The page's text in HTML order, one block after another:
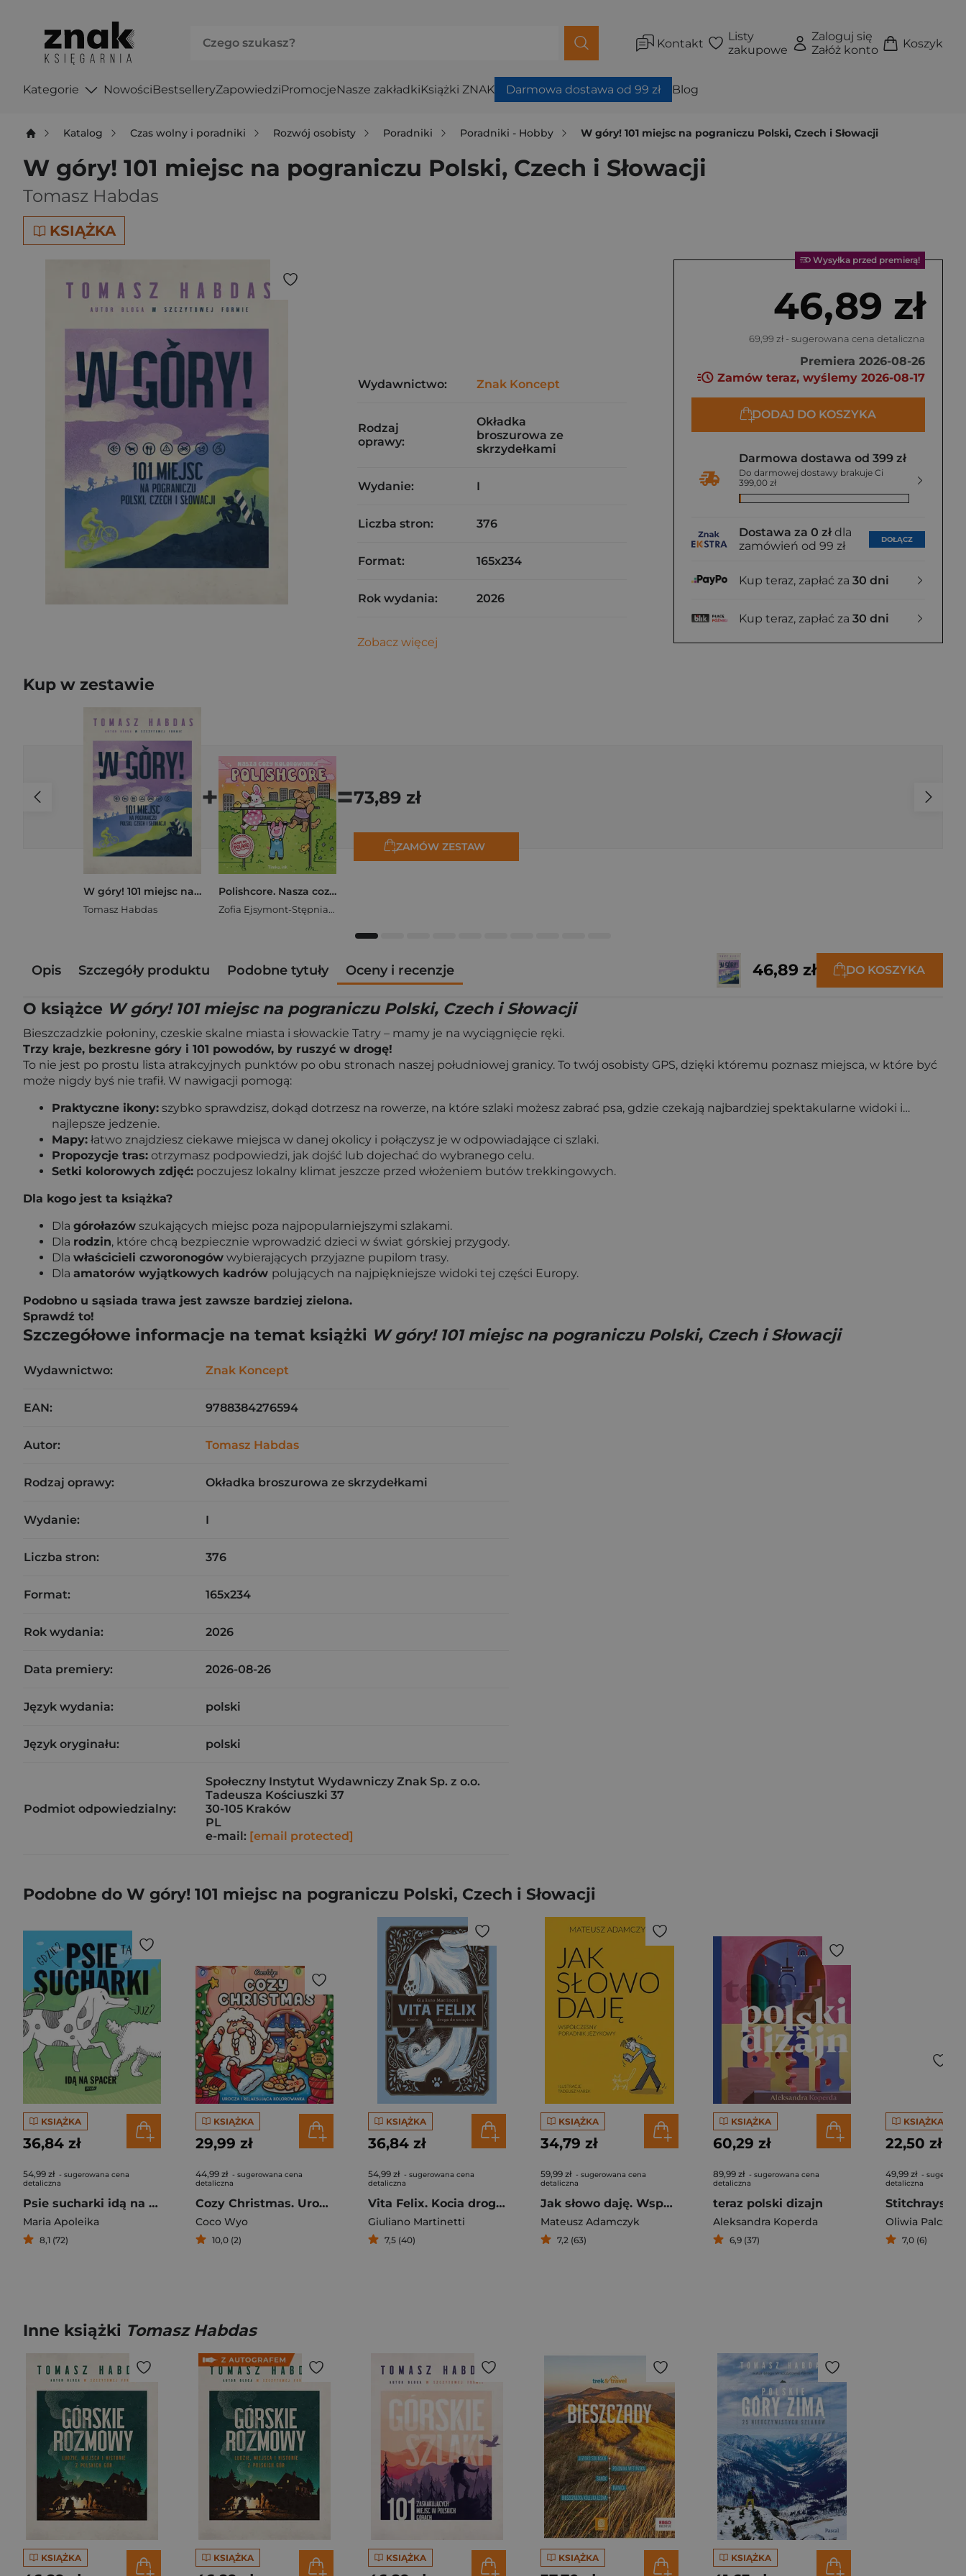
Kontakt
Listy
zakupowe
Zaloguj się
Załóż konto
Koszyk
Kategorie NowościBestselleryZapowiedziPromocjeNasze zakładkiKsiążki ZNAK Darmowa dostawa od 99 zł Blog
Katalog Czas wolny i poradniki Rozwój osobisty Poradniki Poradniki - Hobby W góry! 101 miejsc na pograniczu Polski, Czech i Słowacji
W góry! 101 miejsc na pograniczu Polski, Czech i Słowacji
Tomasz Habdas
KSIĄŻKA
Wysyłka przed premierą!
46,89 zł
69,99 zł - sugerowana cena detaliczna
Premiera 2026-08-26
Zamów teraz, wyślemy 2026-08-17
DODAJ DO KOSZYKA
Darmowa dostawa od 399 zł
Do darmowej dostawy brakuje Ci
399,00 zł
Dostawa za 0 zł dla
zamówień od 99 zł
DOŁĄCZ
Kup teraz, zapłać za 30 dni
Kup teraz, zapłać za 30 dni
Wydawnictwo: Znak Koncept
Rodzaj
oprawy:
Okładka
broszurowa ze
skrzydełkami
Wydanie: I
Liczba stron: 376
Format: 165x234
Rok wydania: 2026
Zobacz więcej
Kup w zestawie
W góry! 101 miejsc na pograniczu Polski, Czech i Słowacji
Tomasz Habdas
+
Polishcore. Nasza cozy kolorowanka
Zofia Ejsymont-Stępniak „Timka.ink”
=73,89 zł
ZAMÓW ZESTAW
Opis Szczegóły produktu Podobne tytuły Oceny i recenzje 46,89 zł DO KOSZYKA
O książce W góry! 101 miejsc na pograniczu Polski, Czech i Słowacji
Bieszczadzkie połoniny, czeskie skalne miasta i słowackie Tatry – mamy je na wyciągnięcie ręki.
Trzy kraje, bezkresne góry i 101 powodów, by ruszyć w drogę!
To nie jest po prostu lista atrakcyjnych punktów po obu stronach naszej południowej granicy. To twój osobisty GPS, dzięki któremu poznasz miejsca, w które być
może nigdy byś nie trafił. W nawigacji pomogą:
Praktyczne ikony: szybko sprawdzisz, dokąd dotrzesz na rowerze, na które szlaki możesz zabrać psa, gdzie czekają najbardziej spektakularne widoki i…
najlepsze jedzenie.
Mapy: łatwo znajdziesz ciekawe miejsca w danej okolicy i połączysz je w odpowiadające ci szlaki.
Propozycje tras: otrzymasz podpowiedzi, jak dojść lub dojechać do wybranego celu.
Setki kolorowych zdjęć: poczujesz lokalny klimat jeszcze przed włożeniem butów trekkingowych.
Dla kogo jest ta książka?
Dla górołazów szukających miejsc poza najpopularniejszymi szlakami.
Dla rodzin, które chcą bezpiecznie wprowadzić dzieci w świat górskiej przygody.
Dla właścicieli czworonogów wybierających przyjazne pupilom trasy.
Dla amatorów wyjątkowych kadrów polujących na najpiękniejsze widoki tej części Europy.
Podobno u sąsiada trawa jest zawsze bardziej zielona.
Sprawdź to!
Szczegółowe informacje na temat książki W góry! 101 miejsc na pograniczu Polski, Czech i Słowacji
Wydawnictwo: Znak Koncept
EAN: 9788384276594
Autor: Tomasz Habdas
Rodzaj oprawy: Okładka broszurowa ze skrzydełkami
Wydanie: I
Liczba stron: 376
Format: 165x234
Rok wydania: 2026
Data premiery: 2026-08-26
Język wydania: polski
Język oryginału: polski
Podmiot odpowiedzialny:
Społeczny Instytut Wydawniczy Znak Sp. z o.o.
Tadeusza Kościuszki 37
30-105 Kraków
PL
e-mail: [email protected]
Podobne do W góry! 101 miejsc na pograniczu Polski, Czech i Słowacji
KSIĄŻKA
36,84 zł
54,99 zł - sugerowana cena
detaliczna
Psie sucharki idą na spacer
Maria Apoleika
8,1 (72)
KSIĄŻKA
29,99 zł
44,99 zł - sugerowana cena
detaliczna
Cozy Christmas. Urocza i relaksująca kolorowanka
Coco Wyo
10,0 (2)
KSIĄŻKA
36,84 zł
54,99 zł - sugerowana cena
detaliczna
Vita Felix. Kocia droga do szczęścia
Giuliano Martinetti
7,5 (40)
KSIĄŻKA
34,79 zł
59,99 zł - sugerowana cena
detaliczna
Jak słowo daję. Współczesny poradnik językowy
Mateusz Adamczyk
7,2 (63)
KSIĄŻKA
60,29 zł
89,99 zł - sugerowana cena
detaliczna
teraz polski dizajn
Aleksandra Koperda
6,9 (37)
KSIĄŻKA
22,50 zł
49,99 zł -
detaliczna
Oliwia
7,0 (6)
Inne książki Tomasz Habdas
KSIĄŻKA KSIĄŻKA KSIĄŻKA KSIĄŻKA KSIĄŻKA